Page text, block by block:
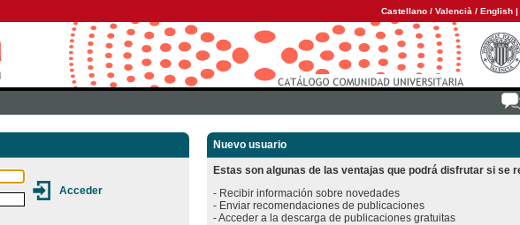
Castellano / Valencià / English |
Nuevo usuario
Estas son algunas de las ventajas que podrá disfrutar si se
- Recibir información sobre novedades
- Enviar recomendaciones de publicaciones
- Acceder a la descarga de publicaciones gratuitas